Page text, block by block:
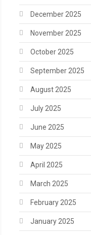
December 2025
November 2025
October 2025
September 2025
August 2025
July 2025
June 2025
May 2025
April 2025
March 2025
February 2025
January 2025